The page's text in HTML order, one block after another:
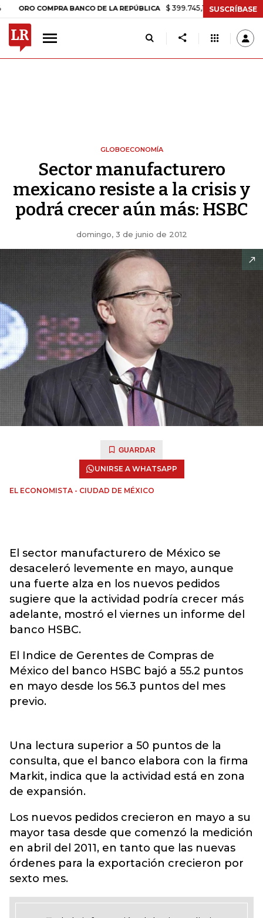
COMPRA BANCO DE LA REPÚBLICA $ 399.745,16 +$ 2.295,71 +0,58%
SUSCRÍBASE
GLOBOECONOMÍA
Sector manufacturero
mexicano resiste a la crisis y
podrá crecer aún más: HSBC
domingo, 3 de junio de 2012
GUARDAR
UNIRSE A WHATSAPP
EL ECONOMISTA - CIUDAD DE MÉXICO
El sector manufacturero de México se
desaceleró levemente en mayo, aunque
una fuerte alza en los nuevos pedidos
sugiere que la actividad podría crecer más
adelante, mostró el viernes un informe del
banco HSBC.
El Indice de Gerentes de Compras de
México del banco HSBC bajó a 55.2 puntos
en mayo desde los 56.3 puntos del mes
previo.
Una lectura superior a 50 puntos de la
consulta, que el banco elabora con la firma
Markit, indica que la actividad está en zona
de expansión.
Los nuevos pedidos crecieron en mayo a su
mayor tasa desde que comenzó la medición
en abril del 2011, en tanto que las nuevas
órdenes para la exportación crecieron por
sexto mes.